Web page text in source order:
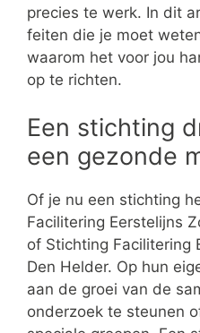
precies te werk. In dit
feiten die je moet
waarom het voor jou
op te richten.
Een stichting
een gezonde
Of je nu een stichting
Facilitering Eerstelijns
of Stichting Facilitering
Den Helder. Op hun
aan de groei van de
onderzoek te steunen